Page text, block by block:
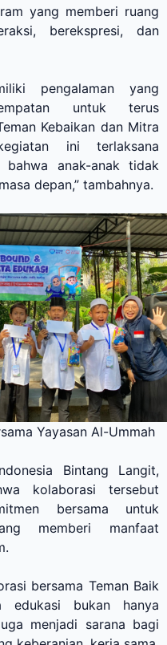
yang memberi ruang
berekspresi, dan
pengalaman yang
untuk terus
Kebaikan dan Mitra
ini terlaksana
bahwa anak-anak tidak
depan,” tambahnya.
Yayasan Al-Ummah
Bintang Langit,
kolaborasi tersebut
bersama untuk
memberi manfaat
bersama Teman Baik
edukasi bukan hanya
menjadi sarana bagi